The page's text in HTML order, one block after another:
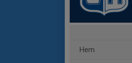
Hem